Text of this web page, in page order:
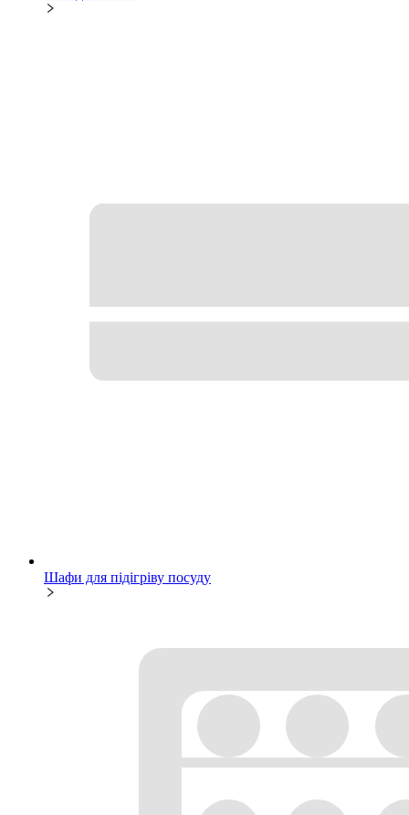
Шафи для підігріву посуду